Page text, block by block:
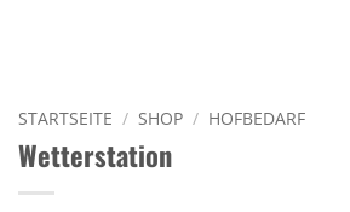
STARTSEITE / SHOP / HOFBEDARF
Wetterstation